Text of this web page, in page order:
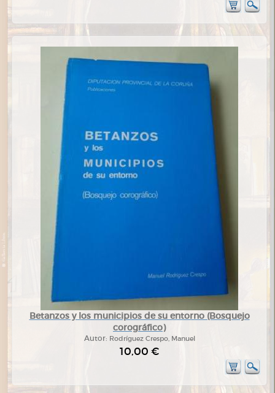
Betanzos y los municipios de su entorno (Bosquejo
corográfico)
Autor: Rodríguez Crespo, Manuel
10,00 €